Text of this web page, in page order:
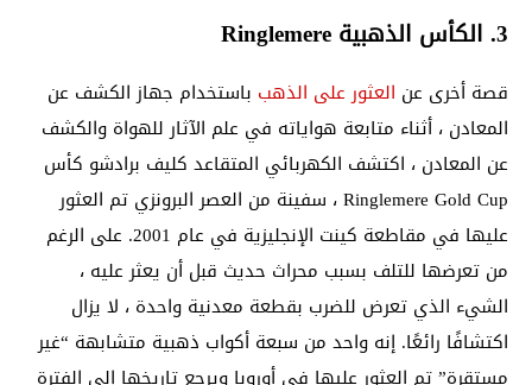
3. الكأس الذهبية Ringlemere
قصة أخرى عن العثور على الذهب باستخدام جهاز الكشف عن
المعادن ، أثناء متابعة هواياته في علم الآثار للهواة والكشف
عن المعادن ، اكتشف الكهربائي المتقاعد كليف برادشو كأس
Ringlemere Gold Cup ، سفينة من العصر البرونزي تم العثور
عليها في مقاطعة كينت الإنجليزية في عام 2001. على الرغم
من تعرضها للتلف بسبب محراث حديث قبل أن يعثر عليه ،
الشيء الذي تعرض للضرب بقطعة معدنية واحدة ، لا يزال
اكتشافًا رائعًا. إنه واحد من سبعة أكواب ذهبية متشابهة “غير
مستقرة” تم العثور عليها في أوروبا ويرجع تاريخها إلى الفترة